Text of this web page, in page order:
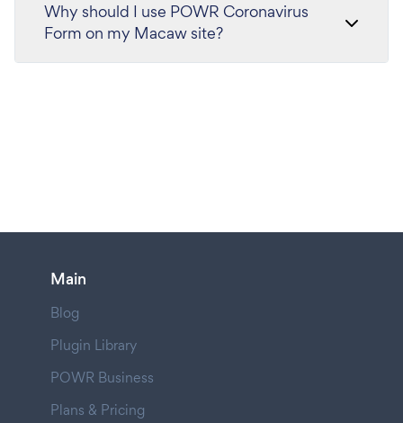
Why should I use POWR Coronavirus
Form on my Macaw site?
Main
Blog
Plugin Library
POWR Business
Plans & Pricing